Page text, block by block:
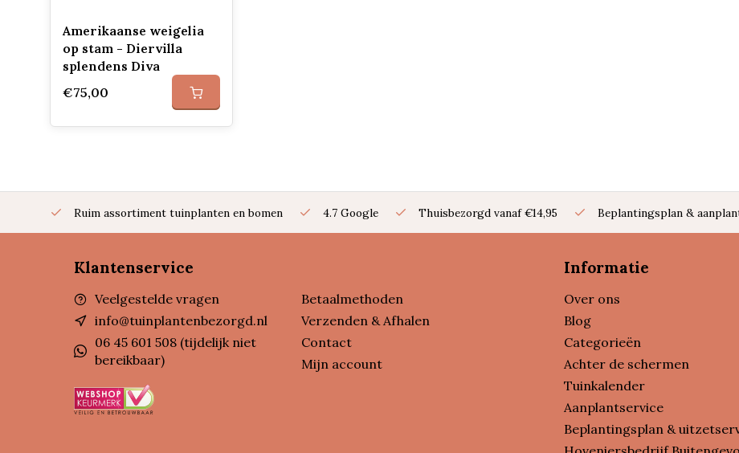
Amerikaanse weigelia
op stam - Diervilla
splendens Diva
€75,00
Ruim assortiment tuinplanten en bomen 4.7 Google Thuisbezorgd vanaf €14,95 Beplantingsplan &
Klantenservice
Veelgestelde vragen
info@tuinplantenbezorgd.nl
06 45 601 508 (tijdelijk niet
bereikbaar)
Betaalmethoden
Verzenden & Afhalen
Contact
Mijn account
Informatie
Over ons
Blog
Categorieën
Achter de schermen
Tuinkalender
Aanplantservice
Beplantingsplan &